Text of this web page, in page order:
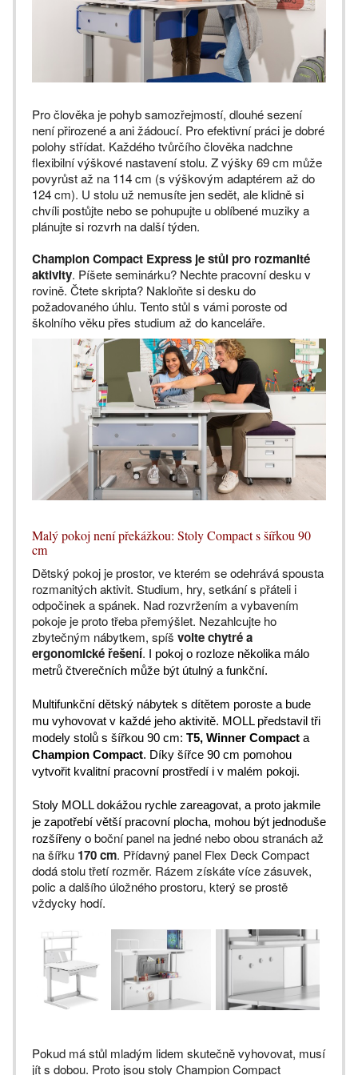
Pro člověka je pohyb samozřejmostí, dlouhé sezení
není přirozené a ani žádoucí. Pro efektivní práci je dobré
polohy střídat. Každého tvůrčího člověka nadchne
flexibilní výškové nastavení stolu. Z výšky 69 cm může
povyrůst až na 114 cm (s výškovým adaptérem až do
124 cm). U stolu už nemusíte jen sedět, ale klidně si
chvíli postůjte nebo se pohupujte u oblíbené muziky a
plánujte si rozvrh na další týden.
Champion Compact Express je stůl pro rozmanité
aktivity. Píšete seminárku? Nechte pracovní desku v
rovině. Čtete skripta? Nakloňte si desku do
požadovaného úhlu. Tento stůl s vámi poroste od
školního věku přes studium až do kanceláře.
Malý pokoj není překážkou: Stoly Compact s šířkou 90
cm
Dětský pokoj je prostor, ve kterém se odehrává spousta
rozmanitých aktivit. Studium, hry, setkání s přáteli i
odpočinek a spánek. Nad rozvržením a vybavením
pokoje je proto třeba přemýšlet. Nezahlcujte ho
zbytečným nábytkem, spíš volte chytré a
ergonomické řešení. I pokoj o rozloze několika málo
metrů čtverečních může být útulný a funkční.
Multifunkční dětský nábytek s dítětem poroste a bude
mu vyhovovat v každé jeho aktivitě. MOLL představil tři
modely stolů s šířkou 90 cm: T5, Winner Compact a
Champion Compact. Díky šířce 90 cm pomohou
vytvořit kvalitní pracovní prostředí i v malém pokoji.
Stoly MOLL dokážou rychle zareagovat, a proto jakmile
je zapotřebí větší pracovní plocha, mohou být jednoduše
rozšířeny o boční panel na jedné nebo obou stranách až
na šířku 170 cm. Přídavný panel Flex Deck Compact
dodá stolu třetí rozměr. Rázem získáte více zásuvek,
polic a dalšího úložného prostoru, který se prostě
vždycky hodí.
Pokud má stůl mladým lidem skutečně vyhovovat, musí
jít s dobou. Proto jsou stoly Champion Compact